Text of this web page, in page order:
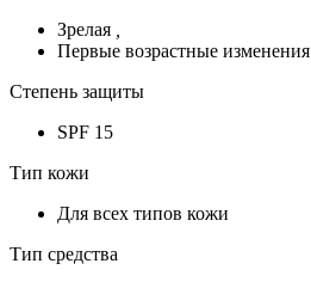
Зрелая
Первые возрастные изменения
Степень защиты
SPF 15
Тип кожи
Для всех типов кожи
Тип средства